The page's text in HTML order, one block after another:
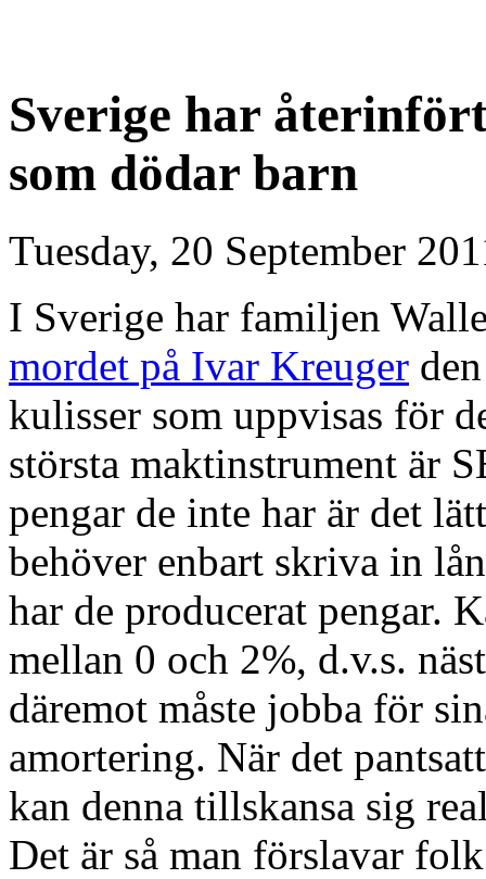
Sverige har
som dödar barn
Tuesday, 20 September
I Sverige har familjen
mordet på Ivar Kreuger
kulisser som uppvisas för
största maktinstrument är
pengar de inte har är det
behöver enbart skriva in
har de producerat pengar.
mellan 0 och 2%, d.v.s.
däremot måste jobba för
amortering. När det
kan denna tillskansa sig
Det är så man förslavar